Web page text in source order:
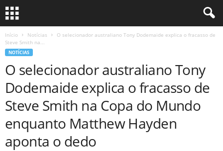
Início Notícias
O selecionador australiano Tony Dodemaide explica o fracasso de
Steve Smith na...
NOTÍCIAS
O selecionador australiano Tony
Dodemaide explica o fracasso de
Steve Smith na Copa do Mundo
enquanto Matthew Hayden
aponta o dedo